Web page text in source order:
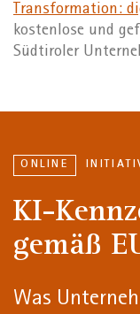
Transformation:
kostenlose und
Südtiroler
ONLINE
KI-
gemäß
Was